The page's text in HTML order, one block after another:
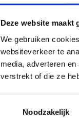
Deze website maakt
We gebruiken
websiteverkeer te
media, adverteren
verstrekt of die ze
Noodzakelijk